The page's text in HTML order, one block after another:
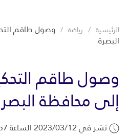
الرئيسية رياضة وصول طاقم
البصرة
وصول طاقم
إلى محافظة
نشر في 2023/03/12 الساعة 8:57 ص